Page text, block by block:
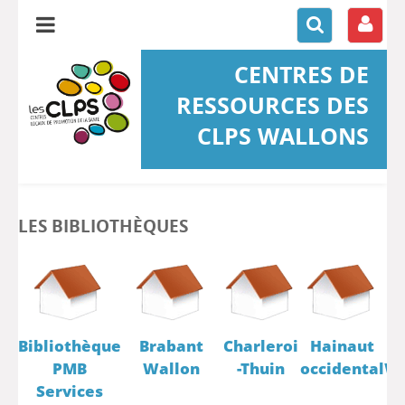
CENTRES DE
RESSOURCES DES
CLPS WALLONS
LES BIBLIOTHÈQUES
Bibliothèque
PMB
Services
Brabant
Wallon
Charleroi
-Thuin
Hainaut
occidental